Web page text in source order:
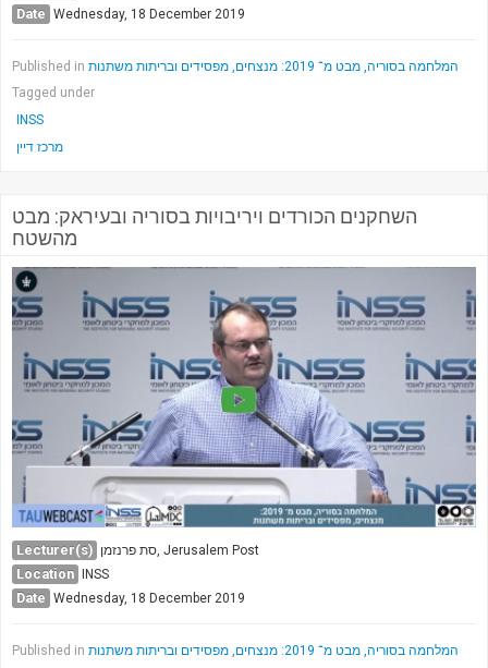
Date Wednesday, 18 December 2019
Published in
המלחמה בסוריה, מבט מ־ 2019: מנצחים, מפסידים ובריתות משתנות
Tagged under
INSS
מרכז דיין
השחקנים הכורדים ויריבויות בסוריה ובעיראק: מבט
מהשטח
Lecturer(s) סת פרנזמן, Jerusalem Post
Location INSS
Date Wednesday, 18 December 2019
Published in
המלחמה בסוריה, מבט מ־ 2019: מנצחים, מפסידים ובריתות משתנות